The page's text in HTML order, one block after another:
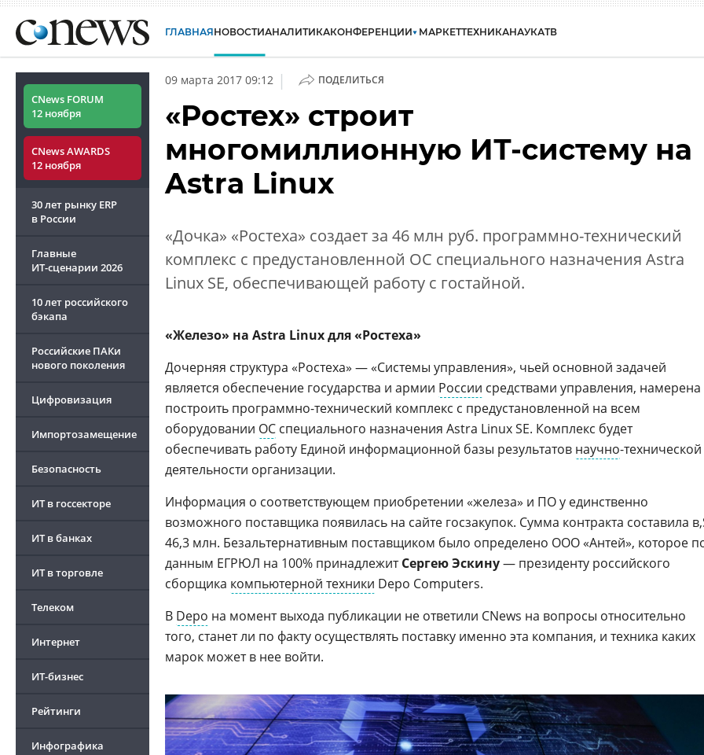
ГЛАВНАЯНОВОСТИАНАЛИТИКАКОНФЕРЕНЦИИ МАРКЕТТЕХНИКАНАУКАТВ
CNews FORUM
12 ноября
CNews AWARDS
12 ноября
30 лет рынку ERP
в России
Главные
ИТ-сценарии 2026
10 лет российского
бэкапа
Российские ПАКи
нового поколения
Цифровизация
Импортозамещение
Безопасность
ИТ в госсекторе
ИТ в банках
ИТ в торговле
Телеком
Интернет
ИТ-бизнес
Рейтинги
Инфографика
09 марта 2017 09:12 | ПОДЕЛИТЬСЯ
«Ростех» строит
многомиллионную ИТ-систему на
Astra Linux
«Дочка» «Ростеха» создает за 46 млн руб. программно-технический
комплекс с предустановленной ОС специального назначения Astra
Linux SE, обеспечивающей работу с гостайной.
«Железо» на Astra Linux для «Ростеха»
Дочерняя структура «Ростеха» — «Системы управления», чьей основной задачей
является обеспечение государства и армии России средствами управления, намерена
построить программно-технический комплекс с предустановленной на всем
оборудовании ОС специального назначения Astra Linux SE. Комплекс будет
обеспечивать работу Единой информационной базы результатов научно-технической
деятельности организации.
Информация о соответствующем приобретении «железа» и ПО у единственно
возможного поставщика появилась на сайте госзакупок. Сумма контракта составила
46,3 млн. Безальтернативным поставщиком было определено ООО «Антей», которое
данным ЕГРЮЛ на 100% принадлежитСергею Эскину— президенту российского
сборщика компьютерной техники Depo Computers.
В Depo на момент выхода публикации не ответили CNews на вопросы относительно
того, станет ли по факту осуществлять поставку именно эта компания, и техника каких
марок может в нее войти.